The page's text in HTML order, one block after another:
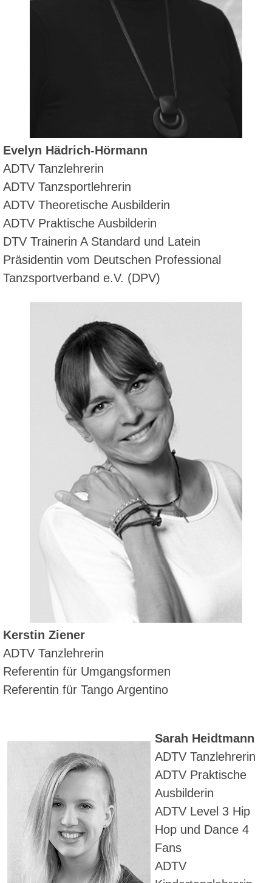
Evelyn Hädrich-Hörmann
ADTV Tanzlehrerin
ADTV Tanzsportlehrerin
ADTV Theoretische Ausbilderin
ADTV Praktische Ausbilderin
DTV Trainerin A Standard und Latein
Präsidentin vom Deutschen Professional
Tanzsportverband e.V. (DPV)
Kerstin Ziener
ADTV Tanzlehrerin
Referentin für Umgangsformen
Referentin für Tango Argentino
Sarah Heidtmann
ADTV Tanzlehrerin
ADTV Praktische
Ausbilderin
ADTV Level 3 Hip
Hop und Dance 4
Fans
ADTV